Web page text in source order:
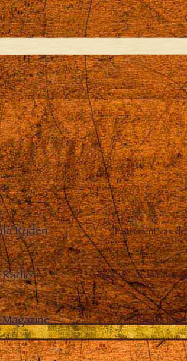
Rydén– Instrument van
– Broadcast de
– Wereldwijde